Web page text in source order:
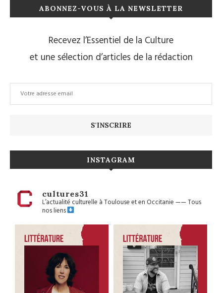
ABONNEZ-VOUS À LA NEWSLETTER
Recevez l’Essentiel de la Culture
et une sélection d’articles de la rédaction
INSTAGRAM
cultures31
L’actualité culturelle à Toulouse et en Occitanie——Tous
nos liens